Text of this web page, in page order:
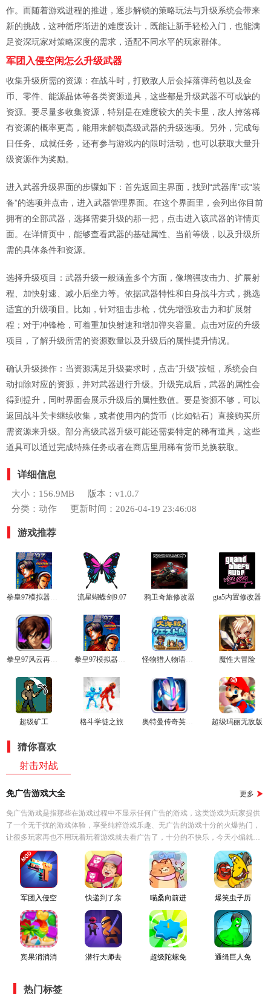
作。而随着游戏进程的推进，逐步解锁的策略玩法与升级系统会带来
新的挑战，这种循序渐进的难度设计，既能让新手轻松入门，也能满
足资深玩家对策略深度的需求，适配不同水平的玩家群体。
军团入侵空闲怎么升级武器
收集升级所需的资源：在战斗时，打败敌人后会掉落弹药包以及金
币、零件、能源晶体等各类资源道具，这些都是升级武器不可或缺的
资源。要尽量多收集资源，特别是在难度较大的关卡里，敌人掉落稀
有资源的概率更高，能用来解锁高级武器的升级选项。另外，完成每
日任务、成就任务，还有参与游戏内的限时活动，也可以获取大量升
级资源作为奖励。
进入武器升级界面的步骤如下：首先返回主界面，找到“武器库”或“装
备”的选项并点击，进入武器管理界面。在这个界面里，会列出你目前
拥有的全部武器，选择需要升级的那一把，点击进入该武器的详情页
面。在详情页中，能够查看武器的基础属性、当前等级，以及升级所
需的具体条件和资源。
选择升级项目：武器升级一般涵盖多个方面，像增强攻击力、扩展射
程、加快射速、减小后坐力等。依据武器特性和自身战斗方式，挑选
适宜的升级项目。比如，针对狙击步枪，优先增强攻击力和扩展射
程；对于冲锋枪，可着重加快射速和增加弹夹容量。点击对应的升级
项目，了解升级所需的资源数量以及升级后的属性提升情况。
确认升级操作：当资源满足升级要求时，点击“升级”按钮，系统会自
动扣除对应的资源，并对武器进行升级。升级完成后，武器的属性会
得到提升，同时界面会展示升级后的属性数值。要是资源不够，可以
返回战斗关卡继续收集，或者使用内的货币（比如钻石）直接购买所
需资源来升级。部分高级武器升级可能还需要特定的稀有道具，这些
道具可以通过完成特殊任务或者在商店里用稀有货币兑换获取。
详细信息
大小：156.9MB
版本：v1.0.7
分类：动作
更新时间：2026-04-19 23:46:08
游戏推荐
流星蝴蝶剑9.07 鸦卫奇旅修改器 gta5内置修改器
魔性大冒险
超级矿工 格斗学徒之旅 超级玛丽无敌版
猜你喜欢
射击对战
免广告游戏大全 更多
免广告游戏是指那些在游戏过程中不显示任何广告的游戏，这类游戏为玩家提供
了一个无干扰的游戏体验，享受纯粹游戏乐趣、无广告的游戏十分的火爆热门，
让很多玩家再也不用玩着玩着游戏就去看广告了，十分的不快乐，今天小编就为
用户们带来这款2023好玩的免广告游戏大全，用户们可以自由选择，喜欢就来三
国游戏网下载吧！
军团入侵空
闲免广告版
快递到了亲
免广告
喵桑向前进
爆笑虫子历
险记
宾果消消消
潜行大师去
超级陀螺免
通缉巨人免
热门标签